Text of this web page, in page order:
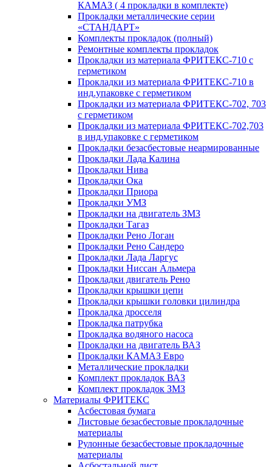
КАМАЗ ( 4 прокладки в комплекте)
Прокладки металлические серии
«СТАНДАРТ»
Комплекты прокладок (полный)
Ремонтные комплекты прокладок
Прокладки из материала ФРИТЕКС-710 с
герметиком
Прокладки из материала ФРИТЕКС-710 в
инд.упаковке с герметиком
Прокладки из материала ФРИТЕКС-702, 703
с герметиком
Прокладки из материала ФРИТЕКС-702,703
в инд.упаковке с герметиком
Прокладки безасбестовые неармированные
Прокладки Лада Калина
Прокладки Нива
Прокладки Ока
Прокладки Приора
Прокладки УМЗ
Прокладки на двигатель ЗМЗ
Прокладки Тагаз
Прокладки Рено Логан
Прокладки Рено Сандеро
Прокладки Лада Ларгус
Прокладки Ниссан Альмера
Прокладки двигатель Рено
Прокладки крышки цепи
Прокладки крышки головки цилиндра
Прокладка дросселя
Прокладка патрубка
Прокладка водяного насоса
Прокладки на двигатель ВАЗ
Прокладки КАМАЗ Евро
Металлические прокладки
Комплект прокладок ВАЗ
Комплект прокладок ЗМЗ
Материалы ФРИТЕКС
Асбестовая бумага
Листовые безасбестовые прокладочные
материалы
Рулонные безасбестовые прокладочные
материалы